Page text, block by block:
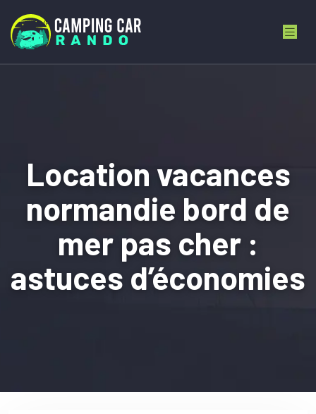
Location vacances
normandie bord de
mer pas cher :
astuces d’économies